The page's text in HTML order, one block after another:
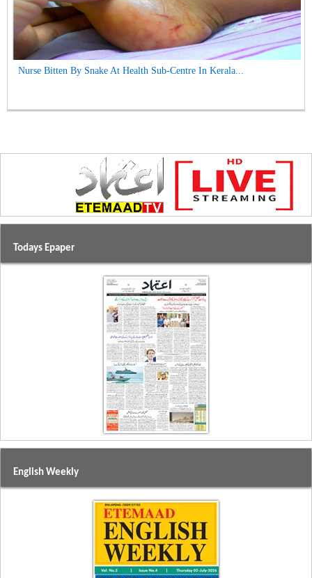
Nurse Bitten By Snake At Health Sub-Centre In Kerala...
Todays Epaper
English Weekly